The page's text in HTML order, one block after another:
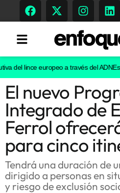
Tendencias
Memoria Histórica
Gastronomía
Escenarios
lince europeo a través del ADNEstas
El nuevo
Integrado de
Ferrol
para cinco
Tendrá una duración de
dirigido a personas en
y riesgo de exclusión